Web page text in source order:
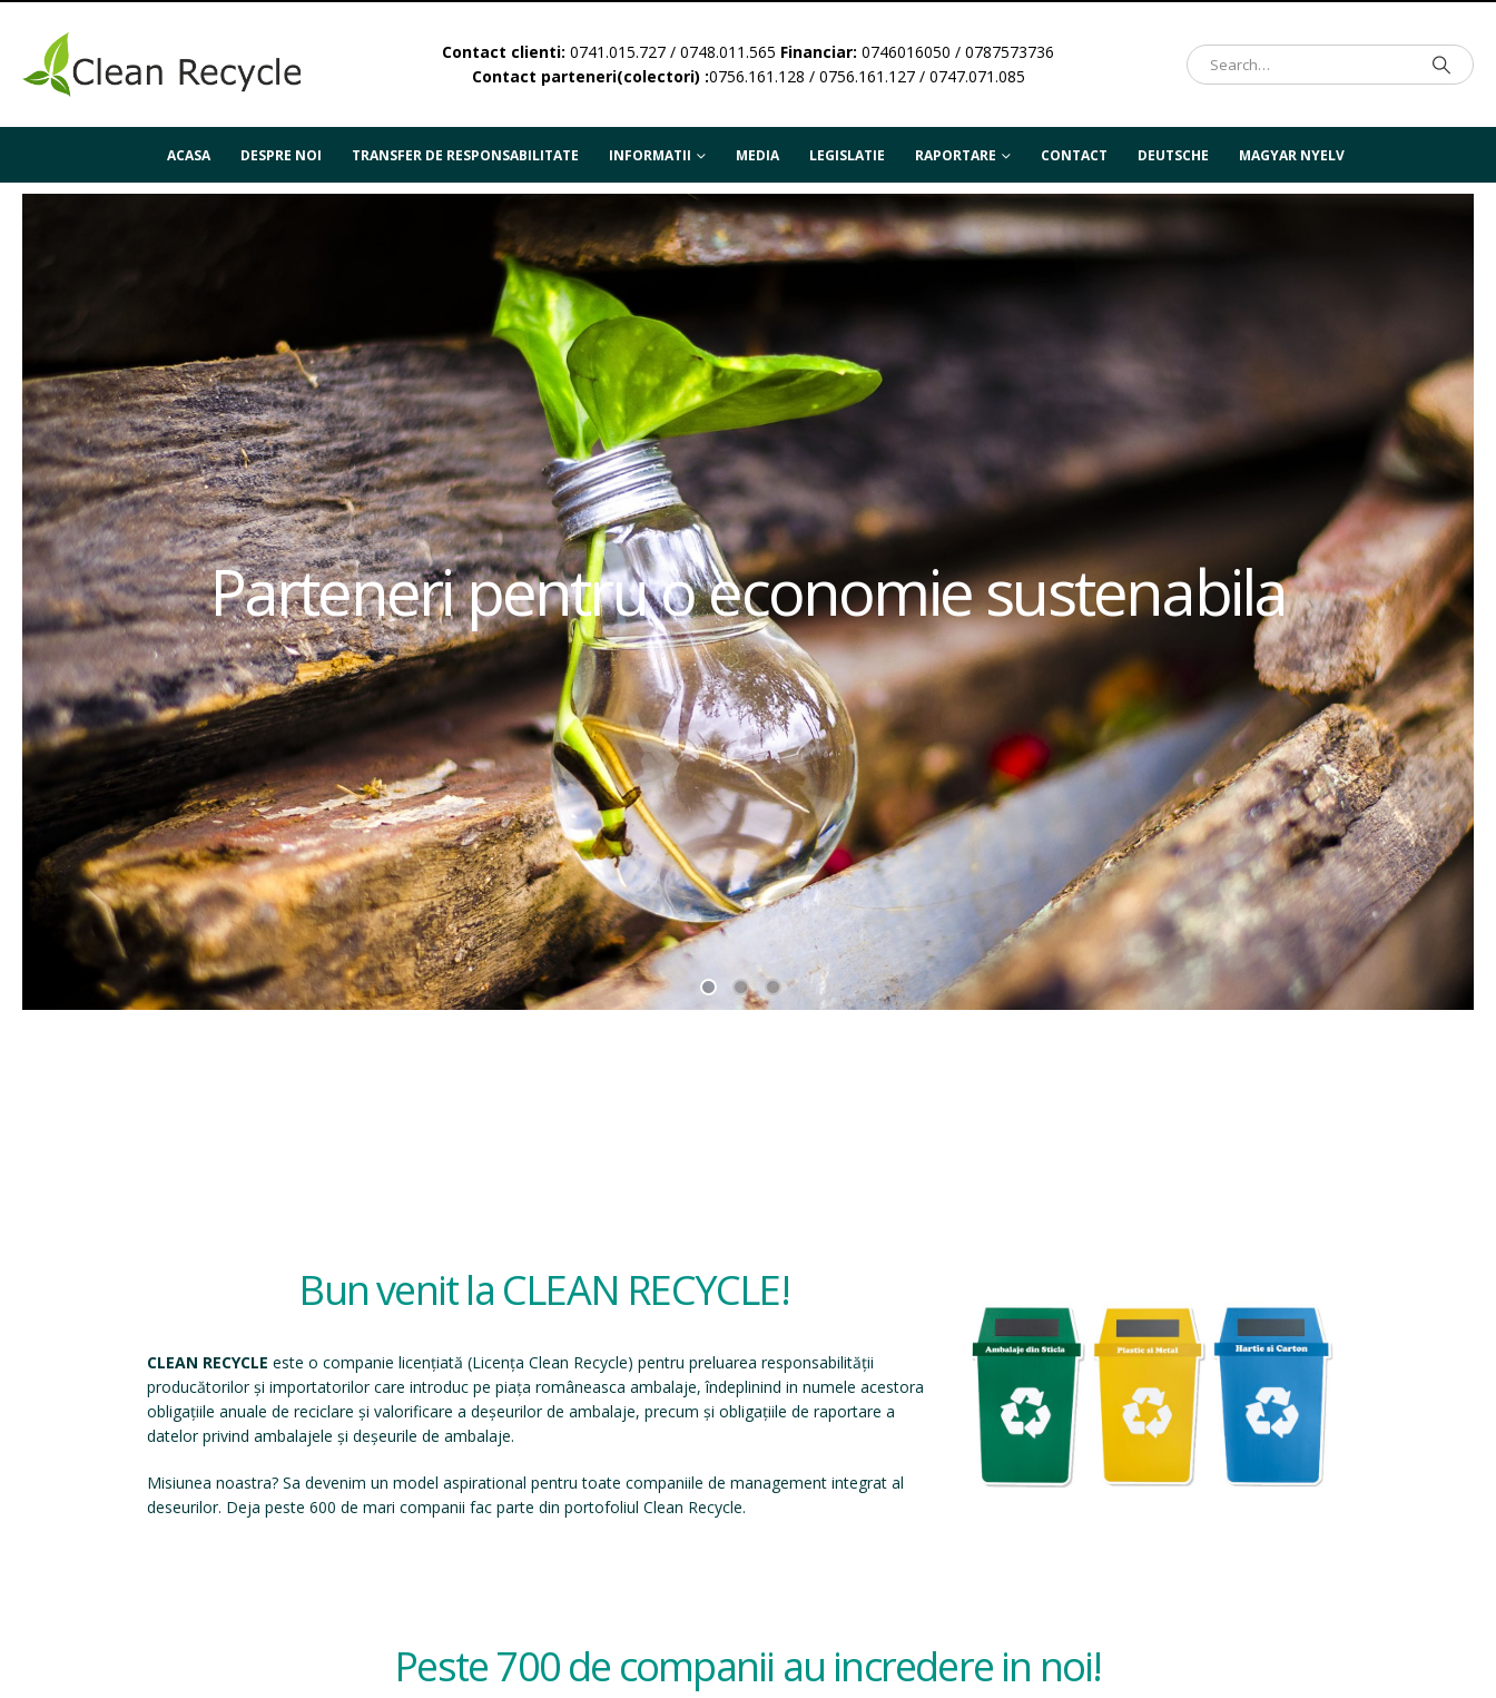
Contact clienti: 0741.015.727 / 0748.011.565 Financiar: 0746016050 / 0787573736
Contact parteneri(colectori) :0756.161.128 / 0756.161.127 / 0747.071.085
ACASA DESPRE NOI TRANSFER DE RESPONSABILITATE INFORMATII MEDIA LEGISLATIE RAPORTARE CONTACT DEUTSCHE MAGYAR NYELV
Parteneri pentru o economie sustenabila
Bun venit la CLEAN RECYCLE!
CLEAN RECYCLE este o companie licențiată (Licența Clean Recycle) pentru preluarea responsabilității
producătorilor și importatorilor care introduc pe piața româneasca ambalaje, îndeplinind in numele acestora
obligațiile anuale de reciclare și valorificare a deșeurilor de ambalaje, precum și obligațiile de raportare a
datelor privind ambalajele și deșeurile de ambalaje.
Misiunea noastra? Sa devenim un model aspirational pentru toate companiile de management integrat al
deseurilor. Deja peste 600 de mari companii fac parte din portofoliul Clean Recycle.
Peste 700 de companii au incredere in noi!